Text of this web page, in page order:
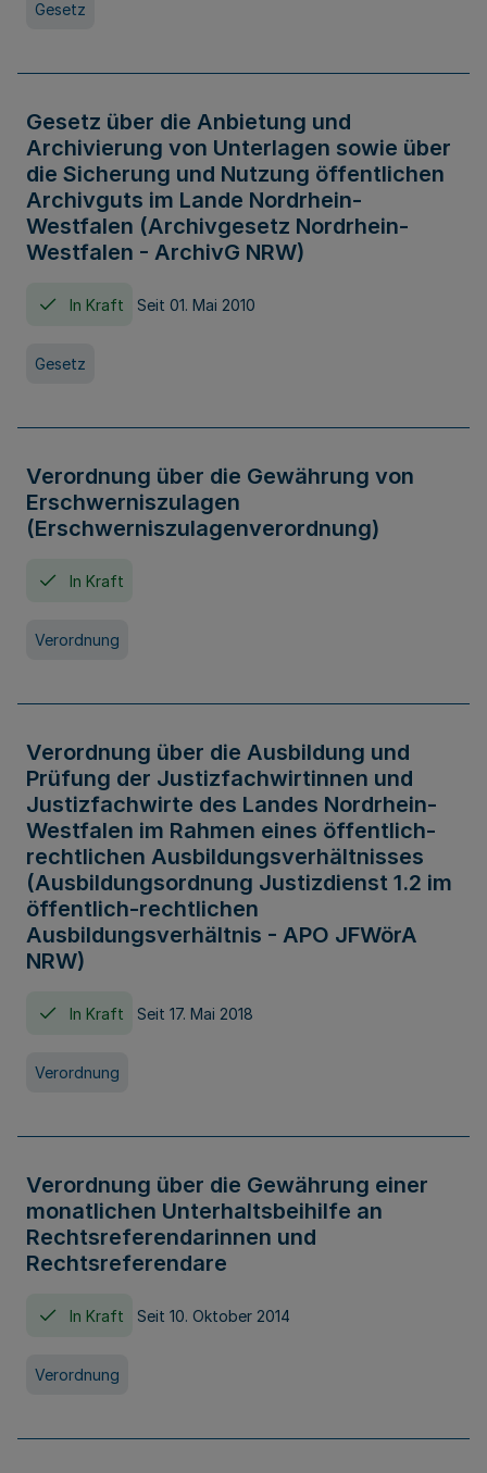
Gesetz
Gesetz über die Anbietung und
Archivierung von Unterlagen sowie über
die Sicherung und Nutzung öffentlichen
Archivguts im Lande Nordrhein-
Westfalen (Archivgesetz Nordrhein-
Westfalen - ArchivG NRW)
In Kraft Seit 01. Mai 2010
Gesetz
Verordnung über die Gewährung von
Erschwerniszulagen
(Erschwerniszulagenverordnung)
In Kraft
Verordnung
Verordnung über die Ausbildung und
Prüfung der Justizfachwirtinnen und
Justizfachwirte des Landes Nordrhein-
Westfalen im Rahmen eines öffentlich-
rechtlichen Ausbildungsverhältnisses
(Ausbildungsordnung Justizdienst 1.2 im
öffentlich-rechtlichen
Ausbildungsverhältnis - APO JFWörA
NRW)
In Kraft Seit 17. Mai 2018
Verordnung
Verordnung über die Gewährung einer
monatlichen Unterhaltsbeihilfe an
Rechtsreferendarinnen und
Rechtsreferendare
In Kraft Seit 10. Oktober 2014
Verordnung